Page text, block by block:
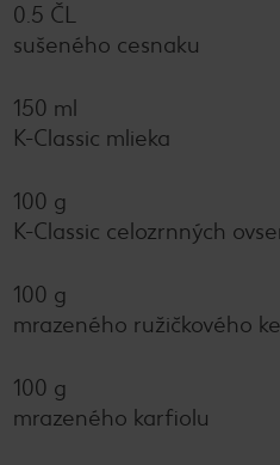
0.5 ČL
sušeného cesnaku
150 ml
K-Classic mlieka
100 g
K-Classic celozrnných
100 g
mrazeného ružičkového
100 g
mrazeného karfiolu